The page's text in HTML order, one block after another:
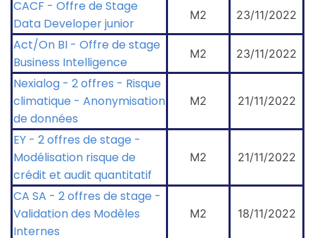
CACF - Offre de Stage
Data Developer junior
M2 23/11/2022
Act/On BI - Offre de stage
Business Intelligence
M2 23/11/2022
Nexialog - 2 offres - Risque
climatique - Anonymisation
de données
M2 21/11/2022
EY - 2 offres de stage -
Modélisation risque de
crédit et audit quantitatif
M2 21/11/2022
CA SA - 2 offres de stage -
Validation des Modèles
Internes
M2 18/11/2022